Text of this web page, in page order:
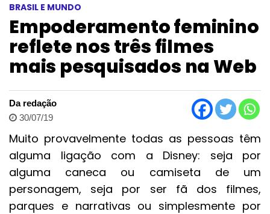
BRASIL E MUNDO
Empoderamento feminino
reflete nos três filmes
mais pesquisados na Web
Da redação
30/07/19
Muito provavelmente todas as pessoas têm
alguma ligação com a Disney: seja por
alguma caneca ou camiseta de um
personagem, seja por ser fã dos filmes,
parques e narrativas ou simplesmente por